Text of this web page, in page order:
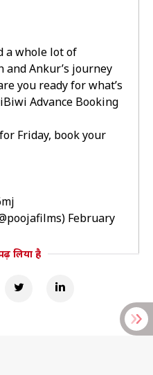
a whole lot of
Ankur’s journey
you ready for what’s
Advance Booking
Friday, book your
February
लिया है